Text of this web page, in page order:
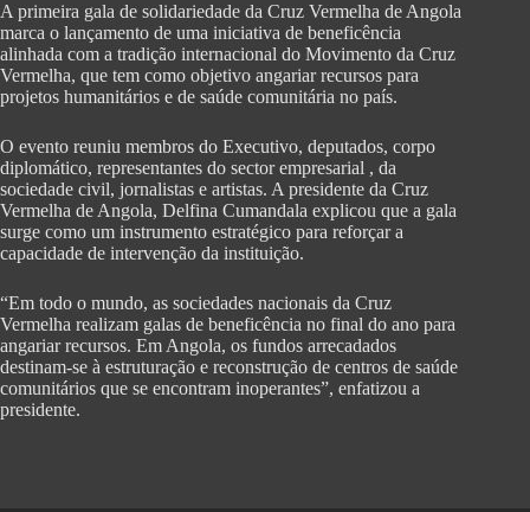
A primeira gala de solidariedade da Cruz Vermelha de Angola
marca o lançamento de uma iniciativa de beneficência
alinhada com a tradição internacional do Movimento da Cruz
Vermelha, que tem como objetivo angariar recursos para
projetos humanitários e de saúde comunitária no país.
O evento reuniu membros do Executivo, deputados, corpo
diplomático, representantes do sector empresarial , da
sociedade civil, jornalistas e artistas. A presidente da Cruz
Vermelha de Angola, Delfina Cumandala explicou que a gala
surge como um instrumento estratégico para reforçar a
capacidade de intervenção da instituição.
“Em todo o mundo, as sociedades nacionais da Cruz
Vermelha realizam galas de beneficência no final do ano para
angariar recursos. Em Angola, os fundos arrecadados
destinam-se à estruturação e reconstrução de centros de saúde
comunitários que se encontram inoperantes”, enfatizou a
presidente.